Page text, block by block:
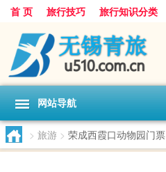
首 页 旅行技巧 旅行知识分类
网站导航
> 旅游 > 荣成西霞口动物园门票